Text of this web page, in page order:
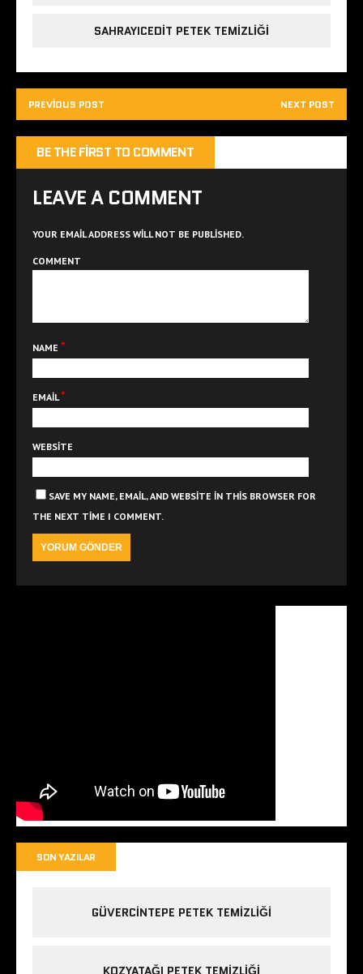
SAHRAYICEDIT PETEK TEMIZLIĞI
PREVIOUS POST NEXT POST
BE THE FIRST TO COMMENT
LEAVE A COMMENT
YOUR EMAIL ADDRESS WILL NOT BE PUBLISHED.
COMMENT
NAME *
EMAIL*
WEBSITE
SAVE MY NAME, EMAIL, AND WEBSITE IN THIS BROWSER FOR
THE NEXT TIME I COMMENT.
SON YAZILAR
GÜVERCINTEPE PETEK TEMIZLIĞI
KOZYATAĞI PETEK TEMIZLIĞI